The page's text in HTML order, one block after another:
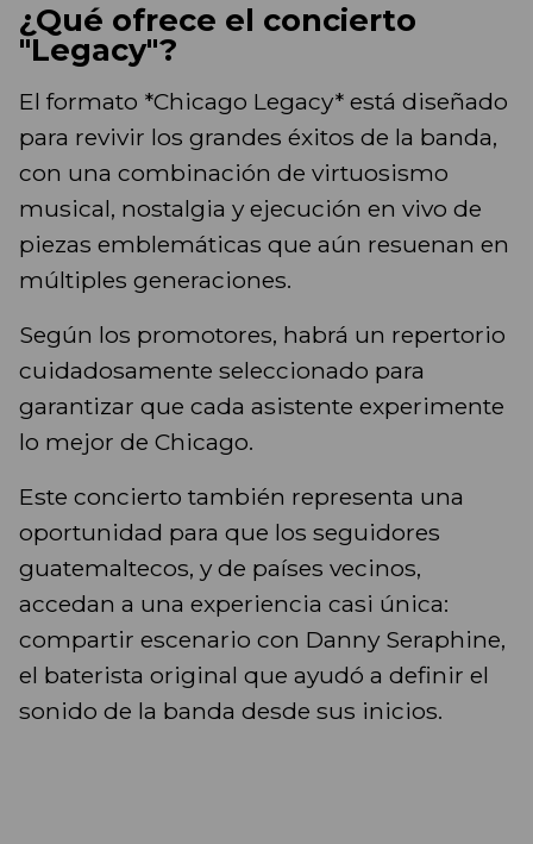
¿Qué ofrece el concierto
"Legacy"?
El formato *Chicago Legacy* está diseñado
para revivir los grandes éxitos de la banda,
con una combinación de virtuosismo
musical, nostalgia y ejecución en vivo de
piezas emblemáticas que aún resuenan en
múltiples generaciones.
Según los promotores, habrá un repertorio
cuidadosamente seleccionado para
garantizar que cada asistente experimente
lo mejor de Chicago.
Este concierto también representa una
oportunidad para que los seguidores
guatemaltecos, y de países vecinos,
accedan a una experiencia casi única:
compartir escenario con Danny Seraphine,
el baterista original que ayudó a definir el
sonido de la banda desde sus inicios.